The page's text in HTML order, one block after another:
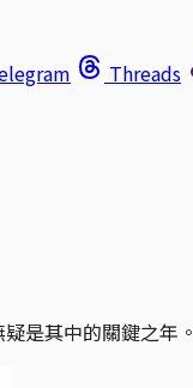
Threads
是其中的關鍵之年。